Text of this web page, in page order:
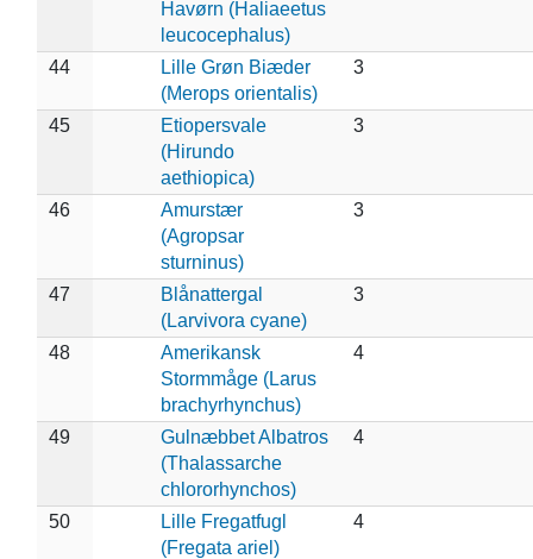
Havørn (Haliaeetus
leucocephalus)
44
Lille Grøn Biæder
(Merops orientalis)
3
45
Etiopersvale
(Hirundo
aethiopica)
3
46
Amurstær
(Agropsar
sturninus)
3
47
Blånattergal
(Larvivora cyane)
3
48
Amerikansk
Stormmåge (Larus
brachyrhynchus)
4
49
Gulnæbbet Albatros
(Thalassarche
chlororhynchos)
4
50
Lille Fregatfugl
(Fregata ariel)
4